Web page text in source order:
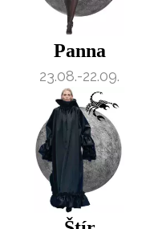
Panna
23.08.-22.09.